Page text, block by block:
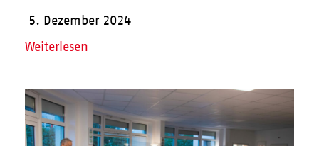
5. Dezember 2024
Weiterlesen